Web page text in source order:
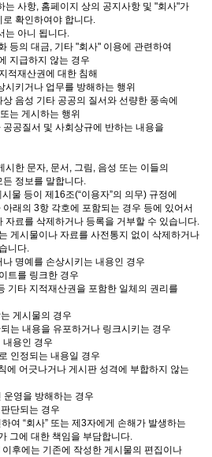
는 사항, 홈페이지 상의 공지사항 및 "회사"가
확인하여야 합니다.
는 아니 됩니다.
등의 대금, 기타 "회사" 이용에 관련하여
지급하지 않는 경우
적재산권에 대한 침해
키거나 업무를 방해하는 행위
음성 기타 공공의 질서와 선량한 풍속에
는 게시하는 행위
공질서 및 사회상규에 반하는 내용을
한 문자, 문서, 그림, 음성 또는 이들의
정보를 말합니다.
물 등이 제16조(“이용자”의 의무) 규정에
래의 3항 각호에 포함되는 경우 등에 있어서
자료를 삭제하거나 등록을 거부할 수 있습니다.
게시물이나 자료를 사전통지 없이 삭제하거나
니다.
명예를 손상시키는 내용인 경우
트를 링크한 경우
기타 지적재산권을 포함한 일체의 권리를
게시물의 경우
는 내용을 유포하거나 링크시키는 경우
용인 경우
인정되는 내용일 경우
어긋나거나 게시판 성격에 부합하지 않는
영을 방해하는 경우
단되는 경우
여 “회사” 또는 제3자에게 손해가 발생하는
그에 대한 책임을 부담합니다.
후에는 기존에 작성한 게시물의 편집이나